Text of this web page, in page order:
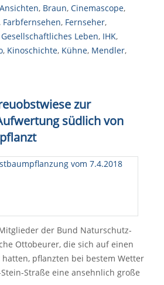
Ansichten, Braun, Cinemascope,
Farbfernsehen, Fernseher,
Gesellschaftliches Leben, IHK,
, Kinoschichte, Kühne, Mendler,
zur
südlich von
der Bund Naturschutz-
Ottobeurer, die sich auf einen
pflanzten bei bestem Wetter
Straße eine ansehnlich große